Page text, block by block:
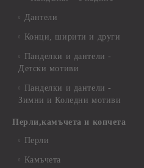
Дантели
Конци, ширити и други
Панделки и дантели -
Детски мотиви
Панделки и дантели -
Зимни и Коледни мотиви
Перли,камъчета и копчета
Перли
Камъчета